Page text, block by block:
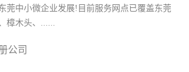
莞中小微企业发展!目前服务网点已覆盖东莞
樟木头、......
公司